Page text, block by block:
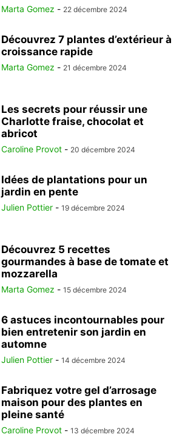
Marta Gomez - 22 décembre 2024
Découvrez 7 plantes d’extérieur à
croissance rapide
Marta Gomez - 21 décembre 2024
Les secrets pour réussir une
Charlotte fraise, chocolat et
abricot
Caroline Provot - 20 décembre 2024
Idées de plantations pour un
jardin en pente
Julien Pottier - 19 décembre 2024
Découvrez 5 recettes
gourmandes à base de tomate et
mozzarella
Marta Gomez - 15 décembre 2024
6 astuces incontournables pour
bien entretenir son jardin en
automne
Julien Pottier - 14 décembre 2024
Fabriquez votre gel d’arrosage
maison pour des plantes en
pleine santé
Caroline Provot - 13 décembre 2024